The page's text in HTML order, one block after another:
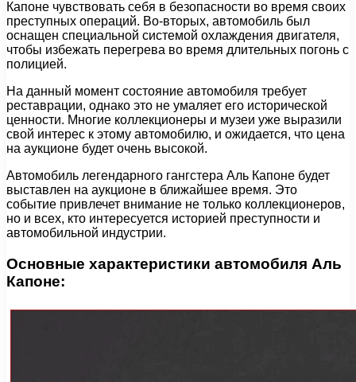
Капоне чувствовать себя в безопасности во время своих
преступных операций. Во-вторых, автомобиль был
оснащен специальной системой охлаждения двигателя,
чтобы избежать перегрева во время длительных погонь с
полицией.
На данный момент состояние автомобиля требует
реставрации, однако это не умаляет его исторической
ценности. Многие коллекционеры и музеи уже выразили
свой интерес к этому автомобилю, и ожидается, что цена
на аукционе будет очень высокой.
Автомобиль легендарного гангстера Аль Капоне будет
выставлен на аукционе в ближайшее время. Это
событие привлечет внимание не только коллекционеров,
но и всех, кто интересуется историей преступности и
автомобильной индустрии.
Основные характеристики автомобиля Аль
Капоне: